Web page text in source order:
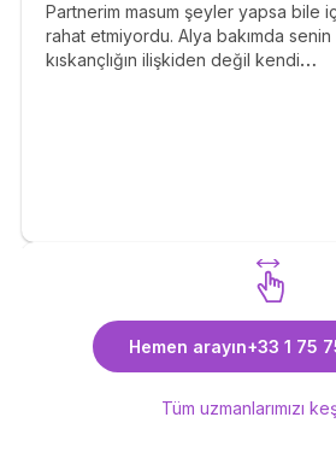
Partnerim masum şeyler yapsa bile
rahat etmiyordu. Alya bakımda senin
kıskançlığın ilişkiden değil kendi
Alya ARKIN uzmanımızı keşfedin
Hemen arayın+33 1 75
Tüm uzmanlarımızı